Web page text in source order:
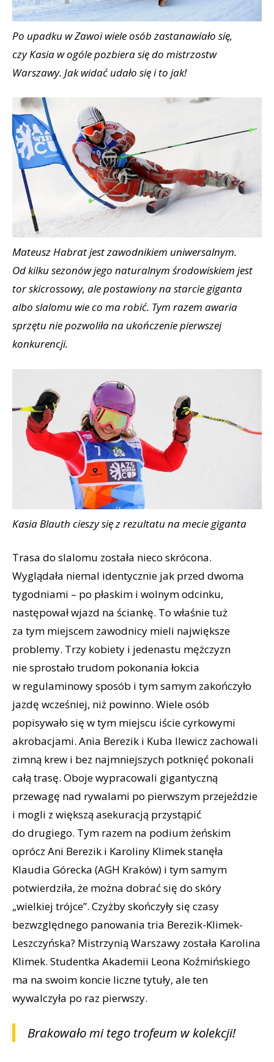
Po upadku w Zawoi wiele osób zastanawiało się,
czy Kasia w ogóle pozbiera się do mistrzostw
Warszawy. Jak widać udało się i to jak!
Mateusz Habrat jest zawodnikiem uniwersalnym.
Od kilku sezonów jego naturalnym środowiskiem jest
tor skicrossowy, ale postawiony na starcie giganta
albo slalomu wie co ma robić. Tym razem awaria
sprzętu nie pozwoliła na ukończenie pierwszej
konkurencji.
Kasia Blauth cieszy się z rezultatu na mecie giganta
Trasa do slalomu została nieco skrócona.
Wyglądała niemal identycznie jak przed dwoma
tygodniami – po płaskim i wolnym odcinku,
następował wjazd na ściankę. To właśnie tuż
za tym miejscem zawodnicy mieli największe
problemy. Trzy kobiety i jedenastu mężczyzn
nie sprostało trudom pokonania łokcia
w regulaminowy sposób i tym samym zakończyło
jazdę wcześniej, niż powinno. Wiele osób
popisywało się w tym miejscu iście cyrkowymi
akrobacjami. Ania Berezik i Kuba Ilewicz zachowali
zimną krew i bez najmniejszych potknięć pokonali
całą trasę. Oboje wypracowali gigantyczną
przewagę nad rywalami po pierwszym przejeździe
i mogli z większą asekuracją przystąpić
do drugiego. Tym razem na podium żeńskim
oprócz Ani Berezik i Karoliny Klimek stanęła
Klaudia Górecka (AGH Kraków) i tym samym
potwierdziła, że można dobrać się do skóry
„wielkiej trójce”. Czyżby skończyły się czasy
bezwzględnego panowania tria Berezik-Klimek-
Leszczyńska? Mistrzynią Warszawy została Karolina
Klimek. Studentka Akademii Leona Koźmińskiego
ma na swoim koncie liczne tytuły, ale ten
wywalczyła po raz pierwszy.
Brakowało mi tego trofeum w kolekcji!